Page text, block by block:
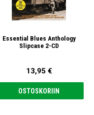
Essential Blues Anthology
Slipcase 2-CD
13,95 €
OSTOSKORIIN